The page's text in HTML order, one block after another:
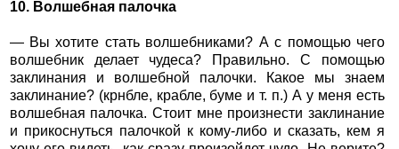
10. Волшебная палочка
— Вы хотите стать волшебниками? А с помощью чего
волшебник делает чудеса? Правильно. С помощью
заклинания и волшебной палочки. Какое мы знаем
заклинание? (крнбле, крабле, буме и т. п.) А у меня есть
волшебная палочка. Стоит мне произнести заклинание
и прикоснуться палочкой к кому-либо и сказать, кем я